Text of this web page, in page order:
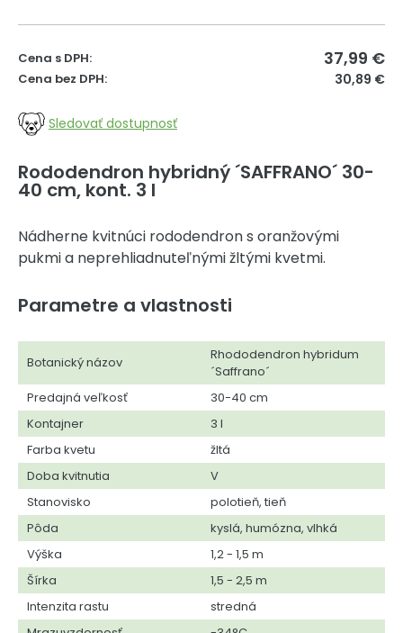
Cena s DPH: 37,99 €
Cena bez DPH: 30,89 €
Sledovať dostupnosť
Rododendron hybridný ´SAFFRANO´ 30-
40 cm, kont. 3 l
Nádherne kvitnúci rododendron s oranžovými
pukmi a neprehliadnuteľnými žltými kvetmi.
Parametre a vlastnosti
Botanický názov
Rhododendron hybridum
´Saffrano´
Predajná veľkosť
30-40 cm
Kontajner
3 l
Farba kvetu
žltá
Doba kvitnutia
V
Stanovisko
polotieň, tieň
Pôda
kyslá, humózna, vlhká
Výška
1,2 - 1,5 m
Šírka
1,5 - 2,5 m
Intenzita rastu
stredná